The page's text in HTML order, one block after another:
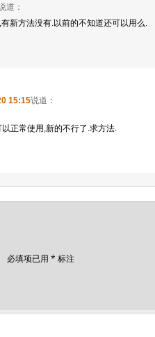
道：
新方法没有.以前的不知道还可以用么.
15:15说道：
正常使用,新的不行了.求方法.
必填项已用 * 标注